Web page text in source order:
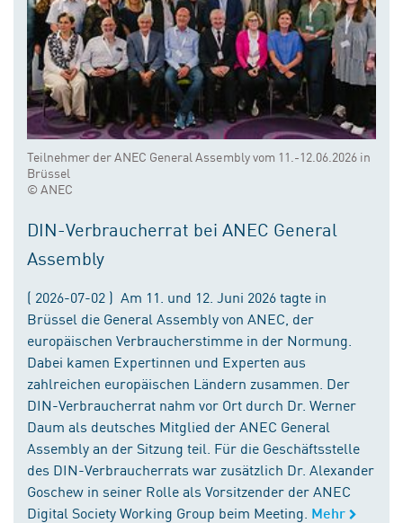
Teilnehmer der ANEC General Assembly vom 11.-12.06.2026 in
Brüssel
© ANEC
DIN-Verbraucherrat bei ANEC General
Assembly
( 2026-07-02 ) Am 11. und 12. Juni 2026 tagte in
Brüssel die General Assembly von ANEC, der
europäischen Verbraucherstimme in der Normung.
Dabei kamen Expertinnen und Experten aus
zahlreichen europäischen Ländern zusammen. Der
DIN-Verbraucherrat nahm vor Ort durch Dr. Werner
Daum als deutsches Mitglied der ANEC General
Assembly an der Sitzung teil. Für die Geschäftsstelle
des DIN-Verbraucherrats war zusätzlich Dr. Alexander
Goschew in seiner Rolle als Vorsitzender der ANEC
Digital Society Working Group beim Meeting. Mehr